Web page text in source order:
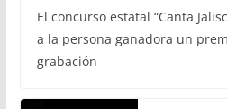
El concurso estatal “Canta
a la persona ganadora un
grabación